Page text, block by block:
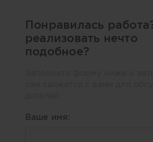
Понравилась
реализовать нечто
подобное?
Ваше имя: